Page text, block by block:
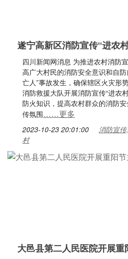
遂宁高新区消防宣传“进农
四川新闻网消息 为推进农村消防
高广大村民的消防安全意识和自
亡人”事故发生，确保辖区火灾形
消防救援大队开展消防宣传“进农
防火知识，提高农村群众的消防
传氛围……更多
2023-10-23 20:01:00
消防宣
村
大邑县第二人民医院开展